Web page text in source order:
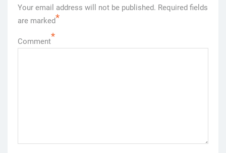
Your email address will not be published. Required fields
are marked*
Comment*